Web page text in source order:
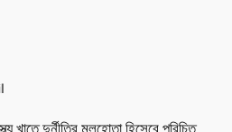
খাতে দুর্নীতির মূলহোতা হিসেবে পরিচিত